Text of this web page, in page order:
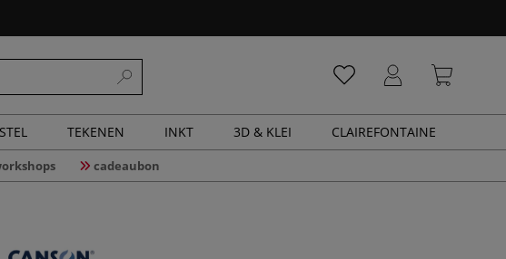
TEKENEN INKT 3D & KLEI CLAIREFONTAINE
cadeaubon